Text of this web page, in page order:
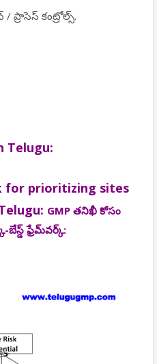
ప్రాసెస్ కంట్రోల్స్.
Telugu:
for prioritizing sites
GMP తనిఖీ కోసం
ఫ్రేమ్‌వర్క్: